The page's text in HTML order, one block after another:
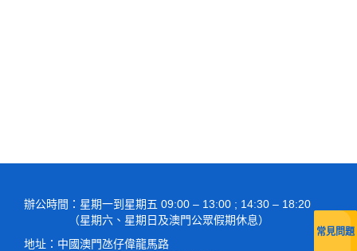
常見問題
辦公時間 ：星期一到星期五 09:00 – 13:00 ; 14:30 – 18:20
（星期六、星期日及澳門公眾假期休息）
地址： 中國澳門氹仔偉龍馬路